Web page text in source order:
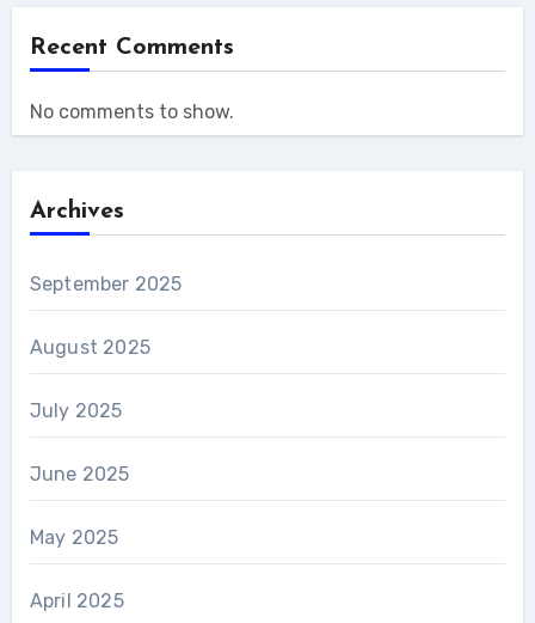
Recent Comments
No comments to show.
Archives
September 2025
August 2025
July 2025
June 2025
May 2025
April 2025